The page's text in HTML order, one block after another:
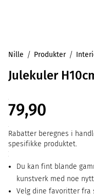
Nille Produkter
Julekuler
79,90
Rabatter beregnes i
spesifikke produktet.
Du kan fint blande
kunstverk med noe
Velg dine favoritter